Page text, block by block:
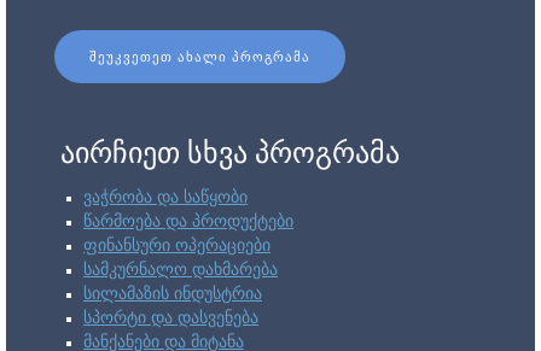
ᲨᲔᲣᲙᲕᲔᲗᲔᲗ ᲐᲮᲐᲚᲘ ᲞᲠᲝᲒᲠᲐᲛᲐ
აირჩიეთ სხვა პროგრამა
ვაჭრობა და საწყობი
წარმოება და პროდუქტები
ფინანსური ოპერაციები
სამკურნალო დახმარება
სილამაზის ინდუსტრია
სპორტი და დასვენება
მანქანები და მიტანა